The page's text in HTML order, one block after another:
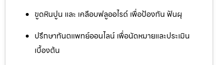
ขูดหินปูน และ เคลือบฟลูออไรด์ เพื่อป้องกัน ฟันผุ
ปรึกษาทันตแพทย์ออนไลน์ เพื่อนัดหมายและประเมิน
เบื้องต้น